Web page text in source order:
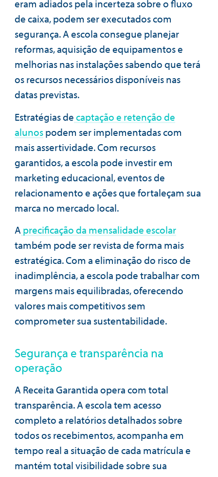
eram adiados pela incerteza sobre o fluxo
de caixa, podem ser executados com
segurança. A escola consegue planejar
reformas, aquisição de equipamentos e
melhorias nas instalações sabendo que terá
os recursos necessários disponíveis nas
datas previstas.
Estratégias decaptação e retenção de
alunospodem ser implementadas com
mais assertividade. Com recursos
garantidos, a escola pode investir em
marketing educacional, eventos de
relacionamento e ações que fortaleçam sua
marca no mercado local.
Aprecificação da mensalidade escolar
também pode ser revista de forma mais
estratégica. Com a eliminação do risco de
inadimplência, a escola pode trabalhar com
margens mais equilibradas, oferecendo
valores mais competitivos sem
comprometer sua sustentabilidade.
Segurança e transparência na
operação
A Receita Garantida opera com total
transparência. A escola tem acesso
completo a relatórios detalhados sobre
todos os recebimentos, acompanha em
tempo real a situação de cada matrícula e
mantém total visibilidade sobre sua